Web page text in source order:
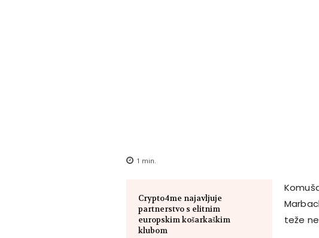
1 min.
Crypto4me najavljuje
partnerstvo s elitnim
europskim košarkaškim
klubom
teže